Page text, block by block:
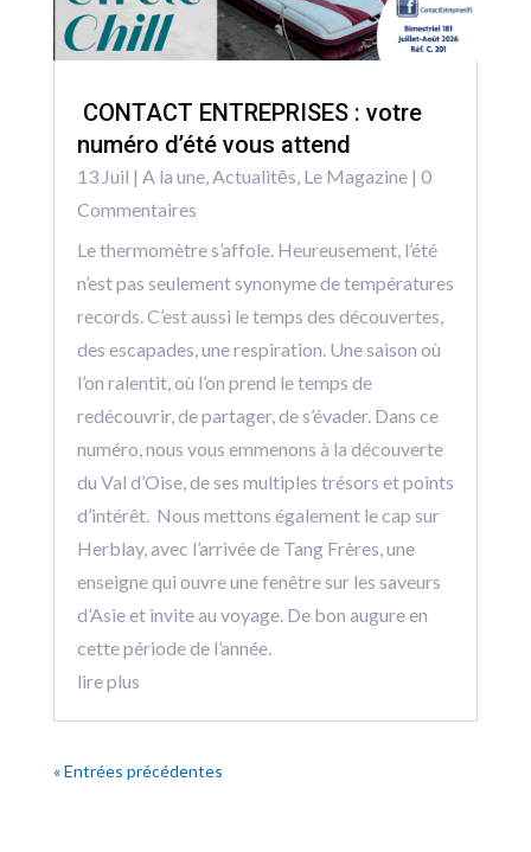
CONTACT ENTREPRISES : votre
numéro d’été vous attend
13 Juil | A la une, Actualitēs Le Magazine| 0
Commentaires
Le thermomètre s’affole. Heureusement, l’été
n’est pas seulement synonyme de températures
records. C’est aussi le temps des découvertes,
des escapades, une respiration. Une saison où
l’on ralentit, où l’on prend le temps de
redécouvrir, de partager, de s’évader. Dans ce
numéro, nous vous emmenons à la découverte
du Val d’Oise, de ses multiples trésors et points
d’intérêt. Nous mettons également le cap sur
Herblay, avec l’arrivée de Tang Frères, une
enseigne qui ouvre une fenêtre sur les saveurs
d’Asie et invite au voyage. De bon augure en
cette période de l’année.
lire plus
« Entrées précédentes